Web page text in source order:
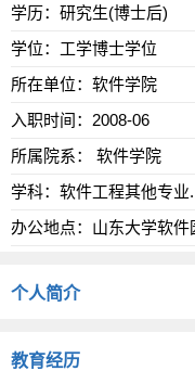
学历：研究生(博士后)
学位：工学博士学位
所在单位：软件学院
入职时间：2008-06
所属院系： 软件学院
学科：软件工程其他专
办公地点：山东大学软件
个人简介
教育经历